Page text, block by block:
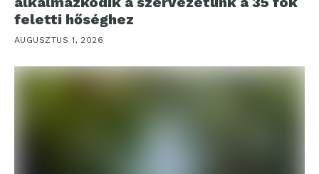
feletti hőséghez
AUGUSZTUS 1, 2026